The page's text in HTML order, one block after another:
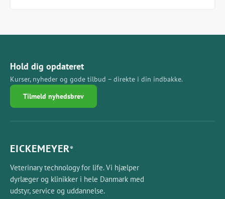
Hold dig opdateret
Kurser, nyheder og gode tilbud – direkte i din indbakke.
Tilmeld nyhedsbrev
EICKEMEYER®
Veterinary technology for life. Vi hjælper
dyrlæger og klinikker i hele Danmark med
udstyr, service og uddannelse.